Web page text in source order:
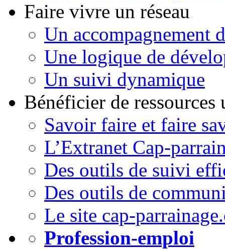
Faire vivre un réseau
Un accompagnement
Une logique de
Un suivi dynamique
Bénéficier de ressources
Savoir faire et faire
L’Extranet Cap-
Des outils de suivi
Des outils de
Le site cap-
Profession-emploi